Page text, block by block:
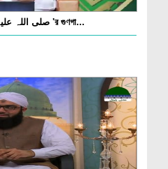
প্রিয় নবী صلی اللہ علیہ وآلہ وصحبہ وسلم 'র গুণগা...